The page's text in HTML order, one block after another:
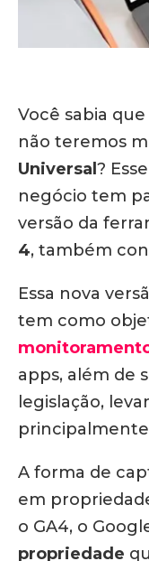
Você sabia
não teremos
Universal ?
negócio tem
versão da
4, também
Essa nova
tem como
apps, além de
legislação,
A forma de
em
o GA4, o
propriedade